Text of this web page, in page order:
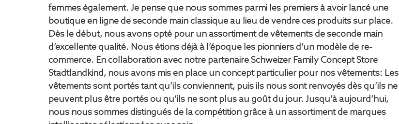
femmes également. Je pense que nous sommes parmi les premiers à avoir lancé une
boutique en ligne de seconde main classique au lieu de vendre ces produits sur place.
Dès le début, nous avons opté pour un assortiment de vêtements de seconde main
d’excellente qualité. Nous étions déjà à l’époque les pionniers d’un modèle de re-
commerce. En collaboration avec notre partenaire Schweizer Family Concept Store
Stadtlandkind, nous avons mis en place un concept particulier pour nos vêtements: Les
vêtements sont portés tant qu’ils conviennent, puis ils nous sont renvoyés dès qu’ils ne
peuvent plus être portés ou qu’ils ne sont plus au goût du jour. Jusqu’à aujourd‘hui,
nous nous sommes distingués de la compétition grâce à un assortiment de marques